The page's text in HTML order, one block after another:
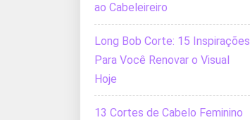
ao Cabeleireiro
Long Bob Corte: 15 Inspirações
Para Você Renovar o Visual
Hoje
13 Cortes de Cabelo Feminino